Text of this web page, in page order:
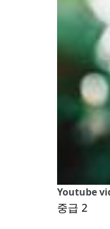
Youtube
중급 2